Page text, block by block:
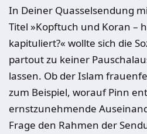
In Deiner Quasselsendung
Titel »Kopftuch und Koran –
kapituliert?« wollte sich die
partout zu keiner
lassen. Ob der Islam
zum Beispiel, worauf Pinn
ernstzunehmende
Frage den Rahmen der